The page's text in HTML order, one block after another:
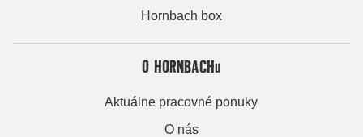
Hornbach box
O HORNBACHu
Aktuálne pracovné ponuky
O nás